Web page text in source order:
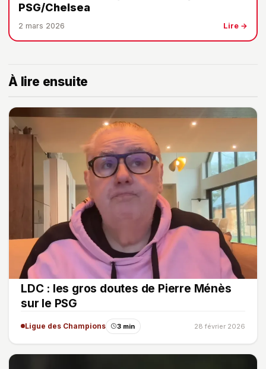
PSG/Chelsea
2 mars 2026 Lire →
À lire ensuite
LDC : les gros doutes de Pierre Ménès
sur le PSG
Ligue des Champions 3 min 28 février 2026